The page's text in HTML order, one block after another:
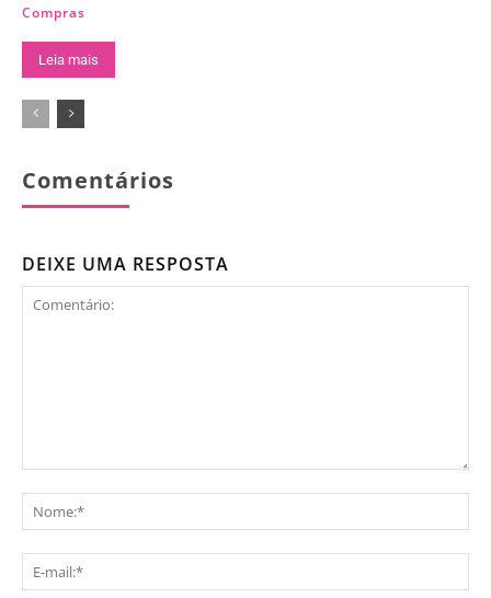
Compras
Leia mais
Comentários
DEIXE UMA RESPOSTA